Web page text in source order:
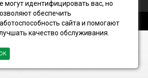
кабельная компания, 2016 ©
могут идентифицировать вас, но
обеспечить
сайта и помогают
качество обслуживания.
ОК